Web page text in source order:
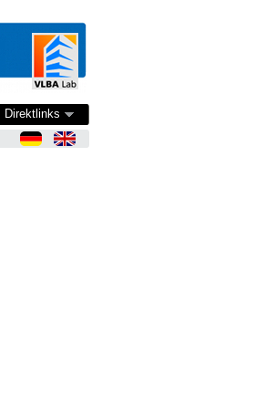
Direktlinks